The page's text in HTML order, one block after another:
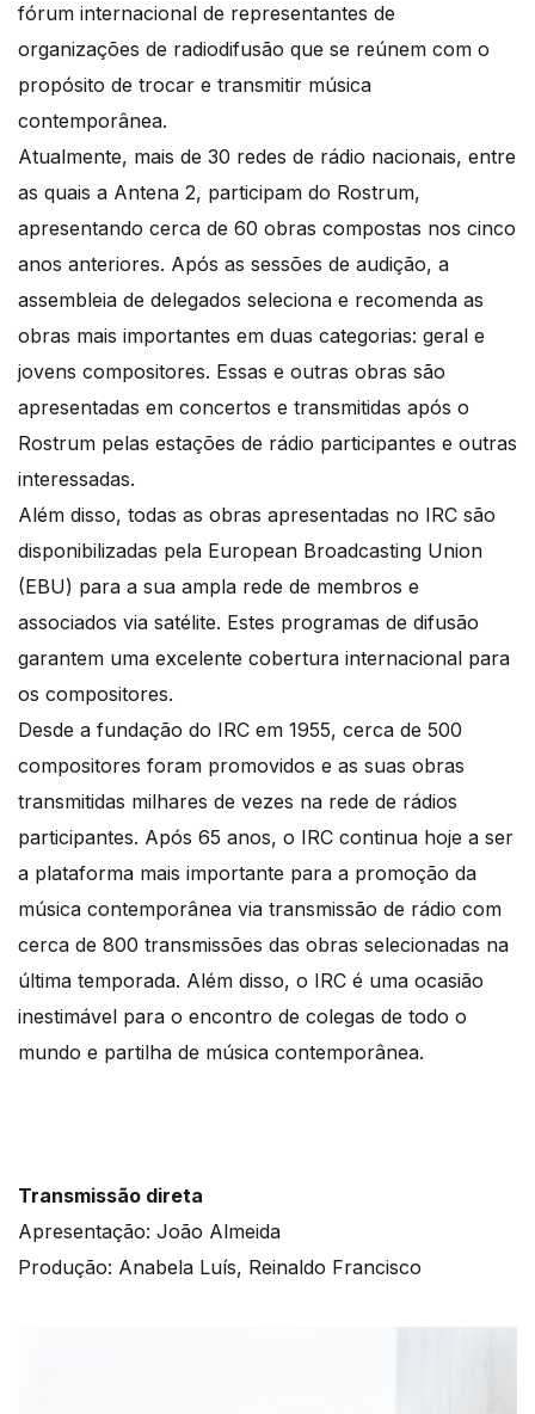
fórum internacional de representantes de
organizações de radiodifusão que se reúnem com o
propósito de trocar e transmitir música
contemporânea.
Atualmente, mais de 30 redes de rádio nacionais, entre
as quais a Antena 2, participam do Rostrum,
apresentando cerca de 60 obras compostas nos cinco
anos anteriores. Após as sessões de audição, a
assembleia de delegados seleciona e recomenda as
obras mais importantes em duas categorias: geral e
jovens compositores. Essas e outras obras são
apresentadas em concertos e transmitidas após o
Rostrum pelas estações de rádio participantes e outras
interessadas.
Além disso, todas as obras apresentadas no IRC são
disponibilizadas pela European Broadcasting Union
(EBU) para a sua ampla rede de membros e
associados via satélite. Estes programas de difusão
garantem uma excelente cobertura internacional para
os compositores.
Desde a fundação do IRC em 1955, cerca de 500
compositores foram promovidos e as suas obras
transmitidas milhares de vezes na rede de rádios
participantes. Após 65 anos, o IRC continua hoje a ser
a plataforma mais importante para a promoção da
música contemporânea via transmissão de rádio com
cerca de 800 transmissões das obras selecionadas na
última temporada. Além disso, o IRC é uma ocasião
inestimável para o encontro de colegas de todo o
mundo e partilha de música contemporânea.
Transmissão direta
Apresentação: João Almeida
Produção: Anabela Luís, Reinaldo Francisco